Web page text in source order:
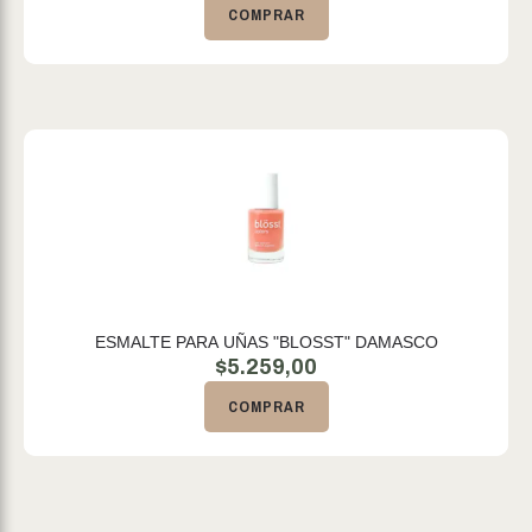
COMPRAR
ESMALTE PARA UÑAS "BLOSST" DAMASCO
$5.259,00
COMPRAR